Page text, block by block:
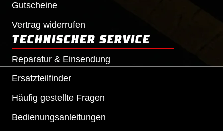
Gutscheine
Vertrag widerrufen
TECHNISCHER SERVICE
Reparatur & Einsendung
Ersatzteilfinder
Häufig gestellte Fragen
Bedienungsanleitungen